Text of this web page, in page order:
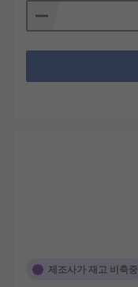
제조사가 재고 비축중